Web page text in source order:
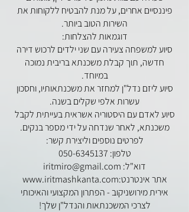
פיננסיים אחרים, על מנת להבטיח ללקוחות את
השירות הטוב ביותר.
דוגמאות להצלחות:
סיוע למשפחה צעירה עם שני ילדים לרכוש דירה
חדשה, תוך קבלת משכנתא בריבית נמוכה
במיוחד.
סיוע ליזם נדל"ן למחזר את משכנתאותיו, וחסכון
עשרות אלפי שקלים בשנה.
סיוע לאדם עם היסטוריה אשראית בעייתית לקבל
משכנתא, לאחר שנדחה על ידי מספר בנקים.
לפרטים נוספים וליצירת קשר:
טלפון: 050-6345137
דוא"ל: iritmiro@gmail.com
אתר אינטרנט:www.iritmashkanta.com
אירית מירושניקוב - הפתרון המקצועי והאיכותי
לצרכי המשכנתאות והנדל"ן שלך!